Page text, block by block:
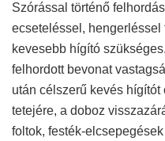
Szórással történő
ecseteléssel,
kevesebb hígító
felhordott bevonat
után célszerű kevés
tetejére, a doboz
foltok, festék-